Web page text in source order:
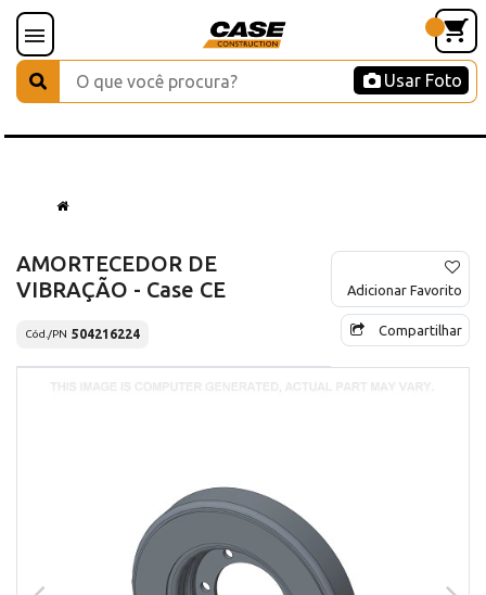
Usar Foto
AMORTECEDOR DE
VIBRAÇÃO - Case CE
Cód./PN 504216224
Adicionar Favorito
Compartilhar